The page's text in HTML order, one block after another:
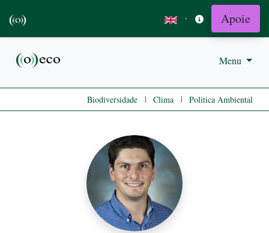
· Apoie
Menu
Biodiversidade | Clima | Politica Ambiental